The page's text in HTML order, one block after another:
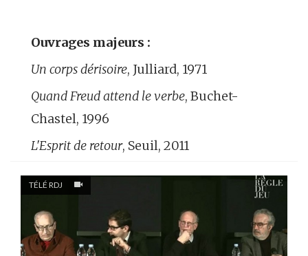
Ouvrages majeurs :
Un corps dérisoire, Julliard, 1971
Quand Freud attend le verbe, Buchet-
Chastel, 1996
L'Esprit de retour, Seuil, 2011
TÉLÉ RDJ